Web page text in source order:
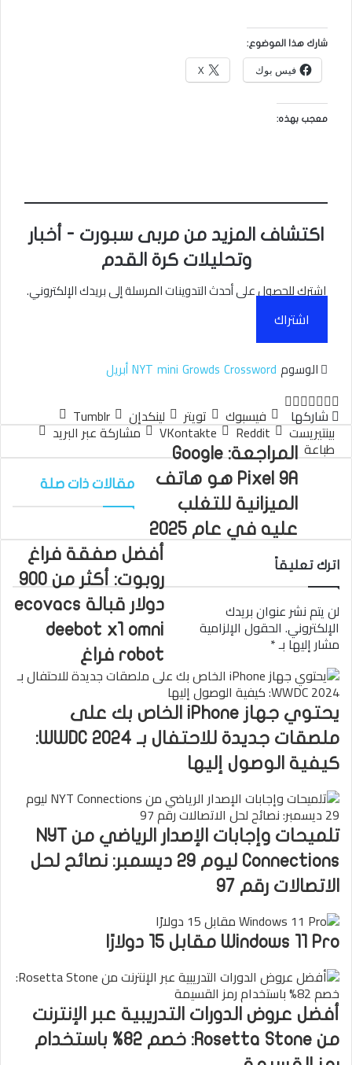
شارك هذا الموضوع:
فيس بوك X
معجب بهذه:
اكتشاف المزيد من مربى سبورت - أخبار
وتحليلات كرة القدم
اشترك للحصول على أحدث التدوينات المرسلة إلى بريدك الإلكتروني.
اشتراك
الوسوم Crossword
Growds
mini
NYTأبريل
شاركها فيسبوك تويتر لينكدإن
بينتيريست مشاركة عبر البريد
طباعة
المراجعة: Google
Pixel 9A هو هاتف
الميزانية للتغلب
عليه في عام 2025
أفضل صفقة فراغ
روبوت: أكثر من 900
دولار قبالة ecovacs
deebot x1 omni
robot فراغ
مقالات ذات صلة
يحتوي جهاز iPhone الخاص بك على
ملصقات جديدة للاحتفال بـ WWDC 2024:
كيفية الوصول إليها
تلميحات وإجابات الإصدار الرياضي من NYT
Connections ليوم 29 ديسمبر: نصائح لحل
الاتصالات رقم 97
Windows 11 Pro مقابل 15 دولارًا
أفضل عروض الدورات التدريبية عبر الإنترنت
من Rosetta Stone: خصم 82% باستخدام
اترك تعليقاً
لن يتم نشر عنوان بريدك
الإلكتروني. الحقول الإلزامية
مشار إليها بـ*